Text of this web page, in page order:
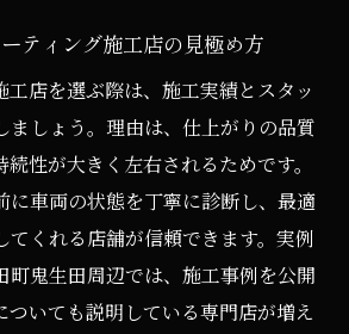
題のカーコーティング最新動向
で注目されるカーコーティング
で人気のカーコーティング新商
グ
ィング郡山の口コミ評判を徹底
ティング施工店の見極め方
工店を選ぶ際は、施工実績とスタッ
ましょう。理由は、仕上がりの品質
性が大きく左右されるためです。
に車両の状態を丁寧に診断し、最適
てくれる店舗が信頼できます。実例
町鬼生田周辺では、施工事例を公開
ついても説明している専門店が増え